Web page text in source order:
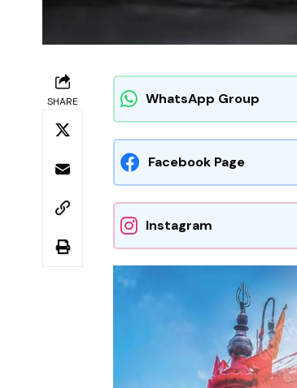
SHARE WhatsApp Group
Facebook Page
Instagram